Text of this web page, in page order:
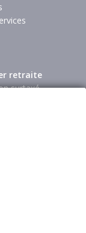
retraite
surtaxé